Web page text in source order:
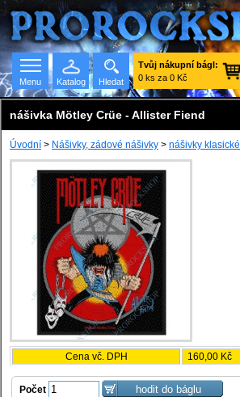
Hledat
Menu
Tvůj nákupní bágl:
0 ks za 0 Kč
nášivka Mötley Crüe - Allister Fiend
Úvodní > Nášivky, zádové nášivky > nášivky klasické
Cena vč. DPH 160,00 Kč
Počet
Katalog